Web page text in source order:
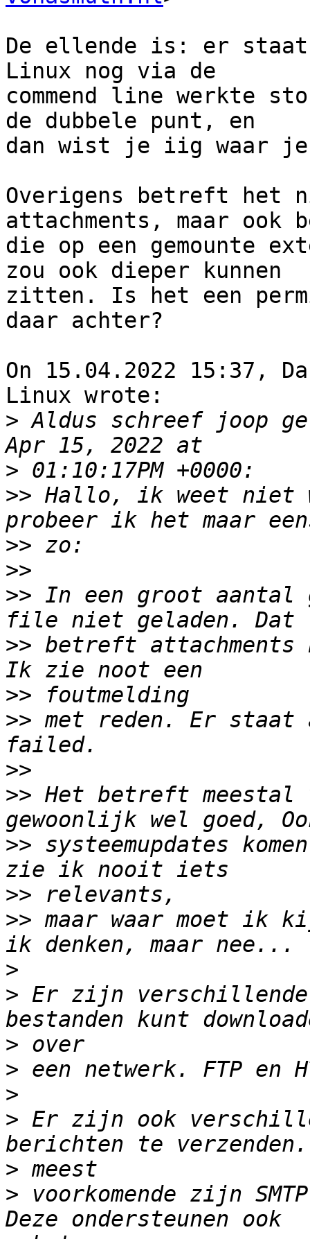
De ellende is: er
Linux nog via de
commend line werkte
de dubbele punt, en
dan wist je iig waar
Overigens betreft het
attachments, maar ook
die op een gemounte
zou ook dieper kunnen
zitten. Is het een
daar achter?
On 15.04.2022 15:37,
Linux wrote:
> Aldus schreef joop
>
>> Hallo, ik weet niet
>>
>>
>> In een groot aantal
>> betreft
>>
>> met reden. Er staat
>>
>> Het betreft meestal
>> systeemupdates
>>
>> maar waar moet ik
>
> Er zijn verschillende
>
>
>
> Er zijn ook
>
> voorkomende zijn